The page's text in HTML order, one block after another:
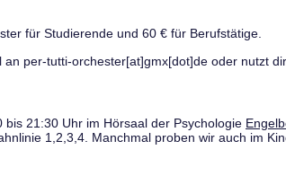
für Studierende und 60 € für Berufstätige.
per-tutti-orchester[at]gmx[dot]de oder nutzt
21:30 Uhr im Hörsaal der Psychologie
1,2,3,4. Manchmal proben wir auch im